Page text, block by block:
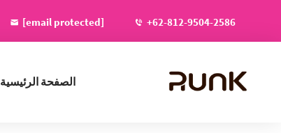
+62-812-9504-2586
[email protected]
الصفحة الرئيسية